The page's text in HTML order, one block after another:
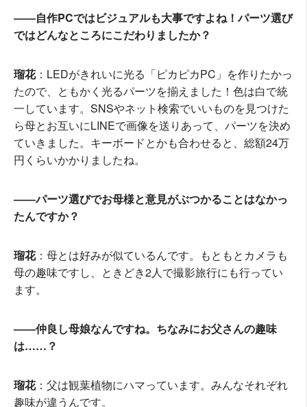
――自作PCではビジュアルも大事ですよね！パーツ選び
ではどんなところにこだわりましたか？
瑠花：LEDがきれいに光る「ピカピカPC」を作りたかっ
たので、ともかく光るパーツを揃えました！色は白で統
一しています。SNSやネット検索でいいものを見つけた
ら母とお互いにLINEで画像を送りあって、パーツを決め
ていきました。キーボードとかも合わせると、総額24万
円くらいかかりましたね。
――パーツ選びでお母様と意見がぶつかることはなかっ
たんですか？
瑠花：母とは好みが似ているんです。もともとカメラも
母の趣味ですし、ときどき2人で撮影旅行にも行ってい
ます。
――仲良し母娘なんですね。ちなみにお父さんの趣味
は……？
瑠花：父は観葉植物にハマっています。みんなそれぞれ
趣味が違うんです。